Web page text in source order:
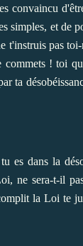
convaincu
simples, et de
t'instruis pas
! toi
ta
es dans la
ne sera-t-il
la Loi te